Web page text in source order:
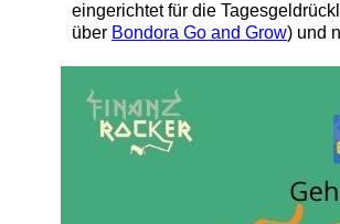
eingerichtet für die
über Bondora Go and Grow) und